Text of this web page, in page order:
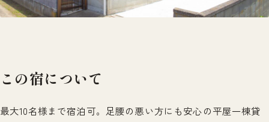
この宿について
最大10名様まで宿泊可。足腰の悪い方にも安心の平屋一棟貸